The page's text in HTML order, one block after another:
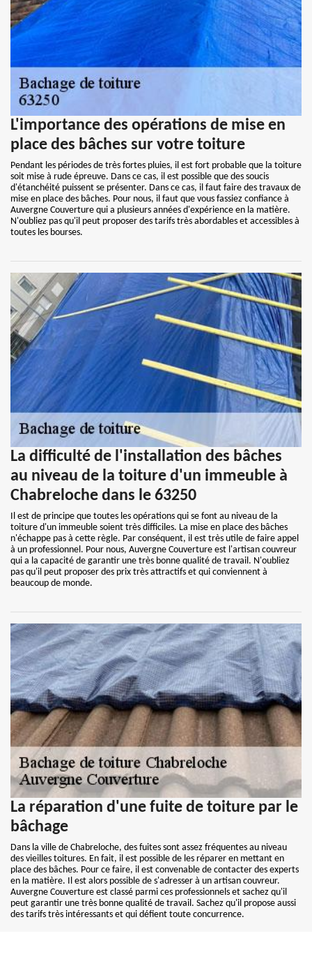
L'importance des opérations de mise en
place des bâches sur votre toiture
Pendant les périodes de très fortes pluies, il est fort probable que la toiture
soit mise à rude épreuve. Dans ce cas, il est possible que des soucis
d'étanchéité puissent se présenter. Dans ce cas, il faut faire des travaux de
mise en place des bâches. Pour nous, il faut que vous fassiez confiance à
Auvergne Couverture qui a plusieurs années d'expérience en la matière.
N'oubliez pas qu'il peut proposer des tarifs très abordables et accessibles à
toutes les bourses.
La difficulté de l'installation des bâches
au niveau de la toiture d'un immeuble à
Chabreloche dans le 63250
Il est de principe que toutes les opérations qui se font au niveau de la
toiture d'un immeuble soient très difficiles. La mise en place des bâches
n'échappe pas à cette règle. Par conséquent, il est très utile de faire appel
à un professionnel. Pour nous, Auvergne Couverture est l'artisan couvreur
qui a la capacité de garantir une très bonne qualité de travail. N'oubliez
pas qu'il peut proposer des prix très attractifs et qui conviennent à
beaucoup de monde.
La réparation d'une fuite de toiture par le
bâchage
Dans la ville de Chabreloche, des fuites sont assez fréquentes au niveau
des vieilles toitures. En fait, il est possible de les réparer en mettant en
place des bâches. Pour ce faire, il est convenable de contacter des experts
en la matière. Il est alors possible de s'adresser à un artisan couvreur.
Auvergne Couverture est classé parmi ces professionnels et sachez qu'il
peut garantir une très bonne qualité de travail. Sachez qu'il propose aussi
des tarifs très intéressants et qui défient toute concurrence.